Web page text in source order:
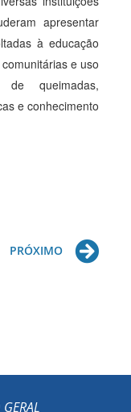
apresentar
à educação
e uso
queimadas,
e conhecimento
PRÓXIMO